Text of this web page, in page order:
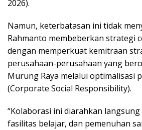
2026).
Namun, keterbatasan ini tidak
Rahmanto membeberkan strategi
dengan memperkuat kemitraan
perusahaan-perusahaan yang
Murung Raya melalui optimalisasi
(Corporate Social Responsibility).
“Kolaborasi ini diarahkan
fasilitas belajar, dan pemenuhan